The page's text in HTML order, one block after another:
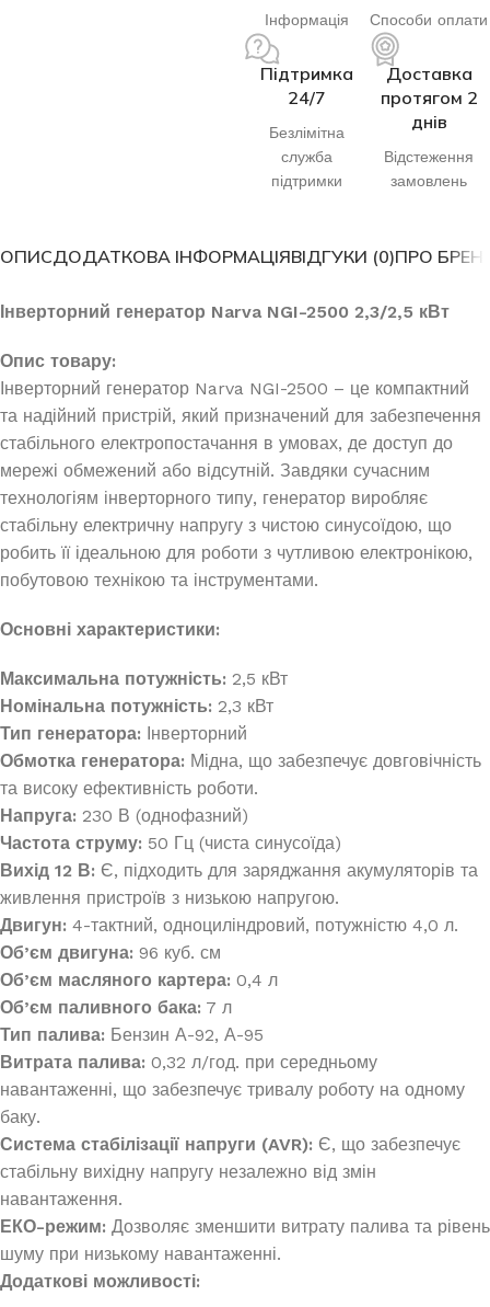
Інформація Способи оплати
Підтримка
24/7
Безлімітна
служба
підтримки
Доставка
протягом 2
днів
Відстеження
замовлень
ОПИСДОДАТКОВА ІНФОРМАЦІЯВІДГУКИ (0)ПРО
Інверторний генератор Narva NGI-2500 2,3/2,5 кВт
Опис товару:
Інверторний генератор Narva NGI-2500 – це компактний
та надійний пристрій, який призначений для забезпечення
стабільного електропостачання в умовах, де доступ до
мережі обмежений або відсутній. Завдяки сучасним
технологіям інверторного типу, генератор виробляє
стабільну електричну напругу з чистою синусоїдою, що
робить її ідеальною для роботи з чутливою електронікою,
побутовою технікою та інструментами.
Основні характеристики:
Максимальна потужність: 2,5 кВт
Номінальна потужність: 2,3 кВт
Тип генератора: Інверторний
Обмотка генератора: Мідна, що забезпечує довговічність
та високу ефективність роботи.
Напруга: 230 В (однофазний)
Частота струму: 50 Гц (чиста синусоїда)
Вихід 12 В: Є, підходить для заряджання акумуляторів та
живлення пристроїв з низькою напругою.
Двигун: 4-тактний, одноциліндровий, потужністю 4,0 л.
Об’єм двигуна: 96 куб. см
Об’єм масляного картера: 0,4 л
Об’єм паливного бака: 7 л
Тип палива: Бензин А-92, А-95
Витрата палива: 0,32 л/год. при середньому
навантаженні, що забезпечує тривалу роботу на одному
баку.
Система стабілізації напруги (AVR): Є, що забезпечує
стабільну вихідну напругу незалежно від змін
навантаження.
ЕКО-режим: Дозволяє зменшити витрату палива та рівень
шуму при низькому навантаженні.
Додаткові можливості: